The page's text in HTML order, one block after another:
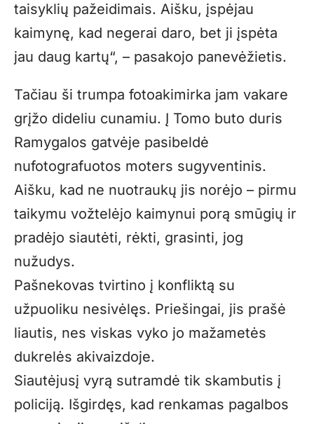
taisyklių pažeidimais. Aišku, įspėjau
kaimynę, kad negerai daro, bet ji įspėta
jau daug kartų“, – pasakojo panevėžietis.
Tačiau ši trumpa fotoakimirka jam vakare
grįžo dideliu cunamiu. Į Tomo buto duris
Ramygalos gatvėje pasibeldė
nufotografuotos moters sugyventinis.
Aišku, kad ne nuotraukų jis norėjo – pirmu
taikymu vožtelėjo kaimynui porą smūgių ir
pradėjo siautėti, rėkti, grasinti, jog
nužudys.
Pašnekovas tvirtino į konfliktą su
užpuoliku nesivėlęs. Priešingai, jis prašė
liautis, nes viskas vyko jo mažametės
dukrelės akivaizdoje.
Siautėjusį vyrą sutramdė tik skambutis į
policiją. Išgirdęs, kad renkamas pagalbos